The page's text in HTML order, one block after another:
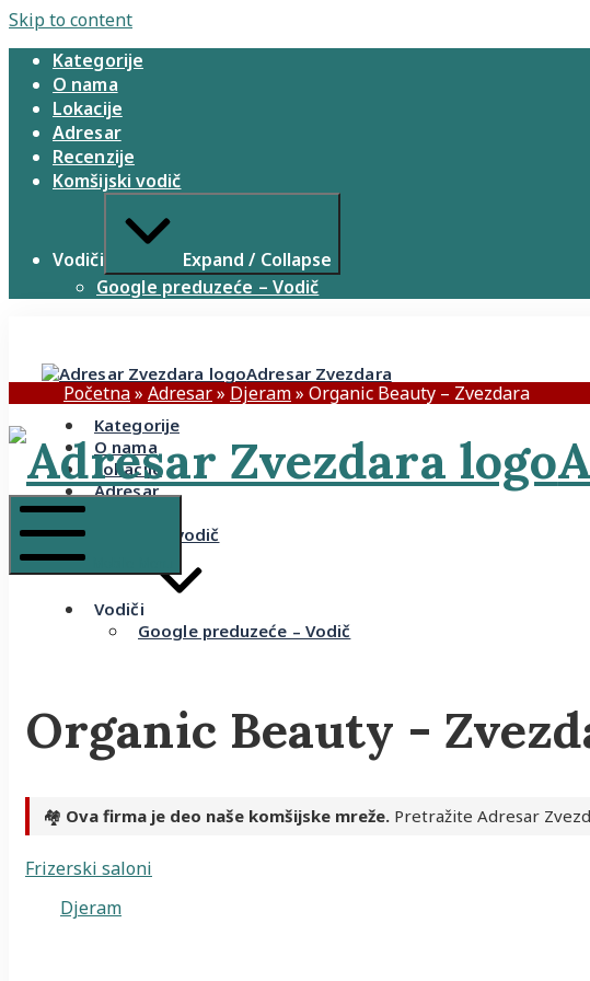
Skip to content
Kategorije
O nama
Lokacije
Adresar
Recenzije
Komšijski vodič
Vodiči
Expand / Collapse
Google preduzeće – Vodič
Adresar Zvezdara
Kategorije
O nama
Lokacije
Adresar
Komšijski vodič
Vodiči
Google preduzeće – Vodič
Početna» Adresar» Djeram» Organic Beauty – Zvezdara
Organic Beauty -
🏘️ Ova firma je deo naše komšijske mreže. Pretražite Adresar
Frizerski saloni
Djeram